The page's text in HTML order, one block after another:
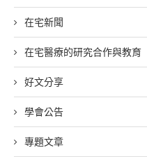
在宅新聞
在宅醫療的研究合作與教育
好文分享
學會公告
專題文章